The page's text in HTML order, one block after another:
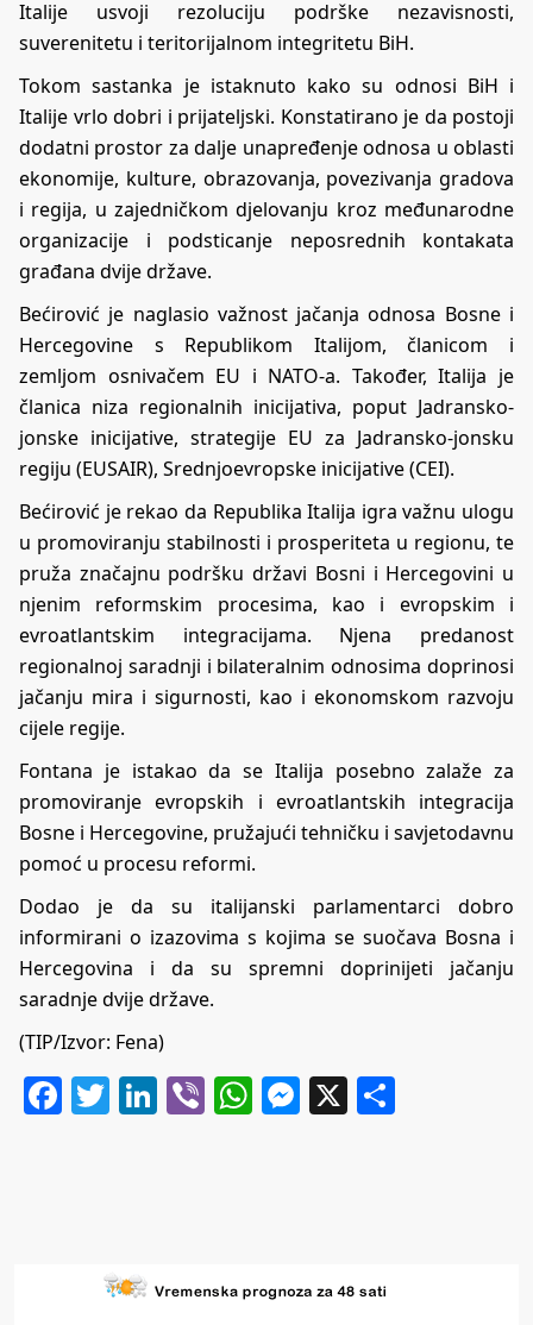
Italije usvoji rezoluciju podrške nezavisnosti,
suverenitetu i teritorijalnom integritetu BiH.
Tokom sastanka je istaknuto kako su odnosi BiH i
Italije vrlo dobri i prijateljski. Konstatirano je da postoji
dodatni prostor za dalje unapređenje odnosa u oblasti
ekonomije, kulture, obrazovanja, povezivanja gradova
i regija, u zajedničkom djelovanju kroz međunarodne
organizacije i podsticanje neposrednih kontakata
građana dvije države.
Bećirović je naglasio važnost jačanja odnosa Bosne i
Hercegovine s Republikom Italijom, članicom i
zemljom osnivačem EU i NATO-a. Također, Italija je
članica niza regionalnih inicijativa, poput Jadransko-
jonske inicijative, strategije EU za Jadransko-jonsku
regiju (EUSAIR), Srednjoevropske inicijative (CEI).
Bećirović je rekao da Republika Italija igra važnu ulogu
u promoviranju stabilnosti i prosperiteta u regionu, te
pruža značajnu podršku državi Bosni i Hercegovini u
njenim reformskim procesima, kao i evropskim i
evroatlantskim integracijama. Njena predanost
regionalnoj saradnji i bilateralnim odnosima doprinosi
jačanju mira i sigurnosti, kao i ekonomskom razvoju
cijele regije.
Fontana je istakao da se Italija posebno zalaže za
promoviranje evropskih i evroatlantskih integracija
Bosne i Hercegovine, pružajući tehničku i savjetodavnu
pomoć u procesu reformi.
Dodao je da su italijanski parlamentarci dobro
informirani o izazovima s kojima se suočava Bosna i
Hercegovina i da su spremni doprinijeti jačanju
saradnje dvije države.
(TIP/Izvor: Fena)
Facebook
Twitter
LinkedIn
ViberWhatsApp
Messenger
X